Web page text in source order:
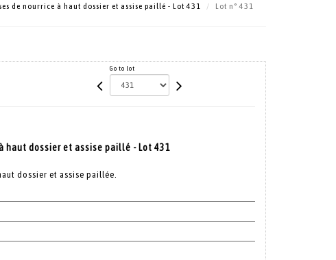
de nourrice à haut dossier et assise paillé - Lot 431 Lot n° 431
Go to lot
haut dossier et assise paillé - Lot 431
dossier et assise paillée.